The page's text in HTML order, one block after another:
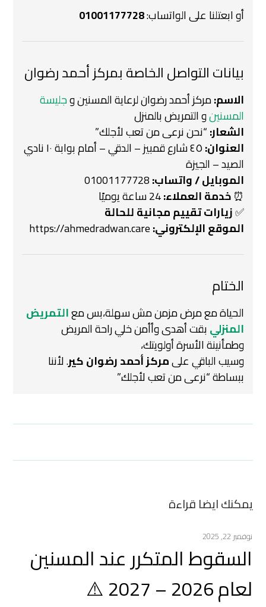
أو ابعتلنا على الواتساب:01001177728
بيانات التواصل الخاصة بمركز أحمد رضوان
الاسم:مركز أحمد رضوان لرعاية المسنين وجليسة
المسنينو التمريض بالمنزل
الشعار:“نحن نرعى من تعب لأجلك”
العنوان:
٤٥ شارع قمبيز – الدقي – أمام بوابة ١٠ نادي
الصيد – الجيزة
الموبايل / واتساب:
⏰خدمة العملاء:24 ساعة يوميًا
✅زيارات تقييم مجانية للحالة
الموقع الإلكتروني:https://ahmedradwan.care
الختام
الحياة مع مرض مزمن مش سهلة،بس معالتمريض
المنزليبقت أهدى وأأمنخلي راحة المريض
وطمأنينة الأسرة أولويتك،
وسيب الباقي علىمركز أحمد رضوان كير.لأننا
ببساطة “نرعى من تعب لأجلك.”
يمكنك ايضا قراءة
نوفمبر 22, 2025
السقوط المتكرر عند المسنين
لعام 2026 – 2027 ⚠️